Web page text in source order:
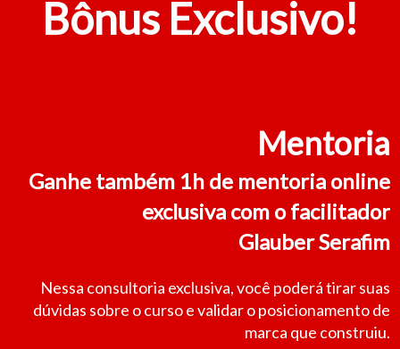
Bônus Exclusivo!
Mentoria
Ganhe também 1h de mentoria online
exclusiva com o facilitador
Glauber Serafim
Nessa consultoria exclusiva, você poderá tirar suas
dúvidas sobre o curso e validar o posicionamento de
marca que construiu.